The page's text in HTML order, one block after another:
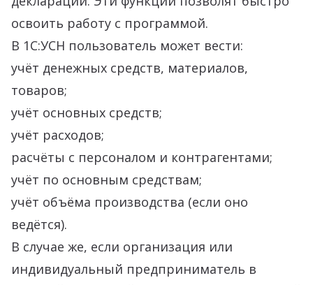
освоить работу с программой.
В 1С:УСН пользователь может вести:
учёт денежных средств, материалов,
товаров;
учёт основных средств;
учёт расходов;
расчёты с персоналом и контрагентами;
учёт по основным средствам;
учёт объёма производства (если оно
ведётся).
В случае же, если организация или
индивидуальный предприниматель в